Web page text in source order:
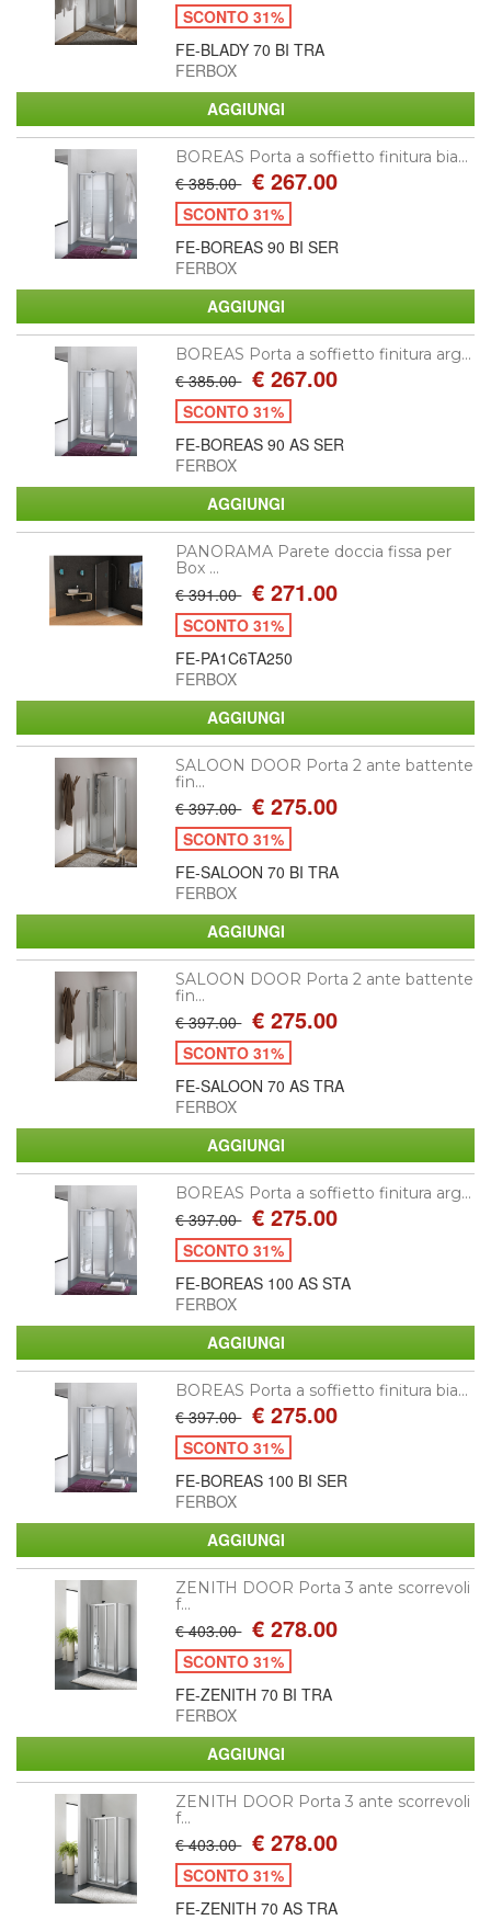
SCONTO 31%
FE-BLADY 70 BI TRA
FERBOX
BOREAS Porta a soffietto finitura bia...
€ 385.00 € 267.00
SCONTO 31%
FE-BOREAS 90 BI SER
FERBOX
BOREAS Porta a soffietto finitura arg...
€ 385.00 € 267.00
SCONTO 31%
FE-BOREAS 90 AS SER
FERBOX
PANORAMA Parete doccia fissa per
Box ...
€ 391.00 € 271.00
SCONTO 31%
FE-PA1C6TA250
FERBOX
SALOON DOOR Porta 2 ante battente
fin...
€ 397.00 € 275.00
SCONTO 31%
FE-SALOON 70 BI TRA
FERBOX
SALOON DOOR Porta 2 ante battente
fin...
€ 397.00 € 275.00
SCONTO 31%
FE-SALOON 70 AS TRA
FERBOX
BOREAS Porta a soffietto finitura arg...
€ 397.00 € 275.00
SCONTO 31%
FE-BOREAS 100 AS STA
FERBOX
BOREAS Porta a soffietto finitura bia...
€ 397.00 € 275.00
SCONTO 31%
FE-BOREAS 100 BI SER
FERBOX
ZENITH DOOR Porta 3 ante scorrevoli
f...
€ 403.00 € 278.00
SCONTO 31%
FE-ZENITH 70 BI TRA
FERBOX
ZENITH DOOR Porta 3 ante scorrevoli
f...
€ 403.00 € 278.00
SCONTO 31%
FE-ZENITH 70 AS TRA